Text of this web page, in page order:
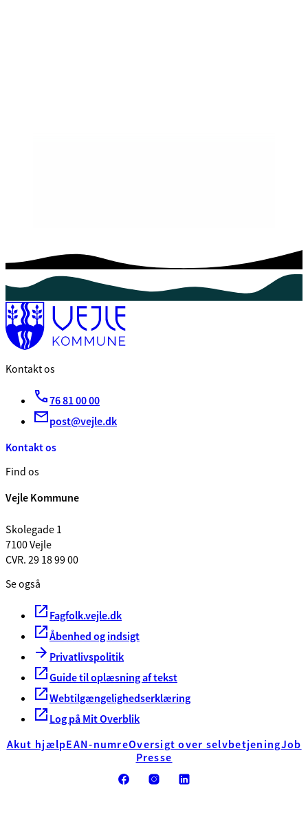
Kontakt os
76 81 00 00
post@vejle.dk
Kontakt os
Find os
Vejle Kommune
Skolegade 1
7100 Vejle
CVR. 29 18 99 00
Se også
Fagfolk.vejle.dk
Åbenhed og indsigt
Privatlivspolitik
Guide til oplæsning af tekst
Webtilgængelighedserklæring
Log på Mit Overblik
Akut hjælpEAN-numreOversigt over selvbetjeningJob
Presse